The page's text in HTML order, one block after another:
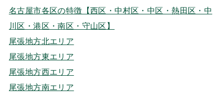
名古屋市各区の特徴【西区・中村区・中区・熱田区・中
川区・港区・南区・守山区】
尾張地方北エリア
尾張地方東エリア
尾張地方西エリア
尾張地方南エリア